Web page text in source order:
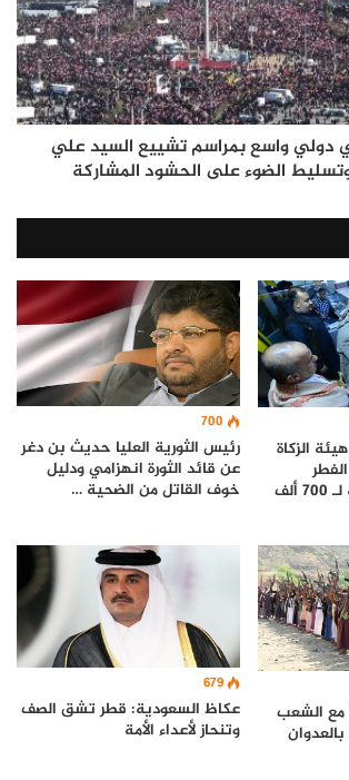
دولي واسع بمراسم تشييع السيد علي
الضوء على الحشود المشاركة
هيئة الزكاة
والمساعدات النقدية لـ 700 ألف
700
رئيس الثورية العليا حديث بن دغر
عن قائد الثورة انهزامي ودليل
خوف القاتل من الضحية …
مع الشعب
679
عكاظ السعودية: قطر تشق الصف
وتنحاز لأعداء الأمة